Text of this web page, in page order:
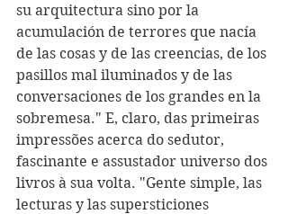
su arquitectura sino por la
acumulación de terrores que nacía
de las cosas y de las creencias, de los
pasillos mal iluminados y de las
conversaciones de los grandes en la
sobremesa." E, claro, das primeiras
impressões acerca do sedutor,
fascinante e assustador universo dos
livros à sua volta. "Gente simple, las
lecturas y las supersticiones